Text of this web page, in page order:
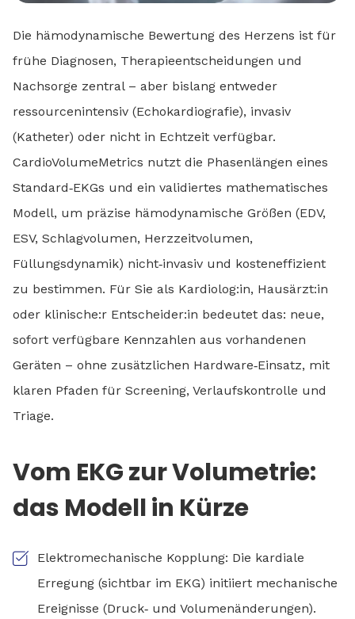
Die hämodynamische Bewertung des Herzens ist für
frühe Diagnosen, Therapieentscheidungen und
Nachsorge zentral – aber bislang entweder
ressourcenintensiv (Echokardiografie), invasiv
(Katheter) oder nicht in Echtzeit verfügbar.
CardioVolumeMetrics nutzt die Phasenlängen eines
Standard‑EKGs und ein validiertes mathematisches
Modell, um präzise hämodynamische Größen (EDV,
ESV, Schlagvolumen, Herzzeitvolumen,
Füllungsdynamik) nicht‑invasiv und kosteneffizient
zu bestimmen. Für Sie als Kardiolog:in, Hausärzt:in
oder klinische:r Entscheider:in bedeutet das: neue,
sofort verfügbare Kennzahlen aus vorhandenen
Geräten – ohne zusätzlichen Hardware‑Einsatz, mit
klaren Pfaden für Screening, Verlaufskontrolle und
Triage.
Vom EKG zur Volumetrie:
das Modell in Kürze
Elektromechanische Kopplung: Die kardiale
Erregung (sichtbar im EKG) initiiert mechanische
Ereignisse (Druck‑ und Volumenänderungen).